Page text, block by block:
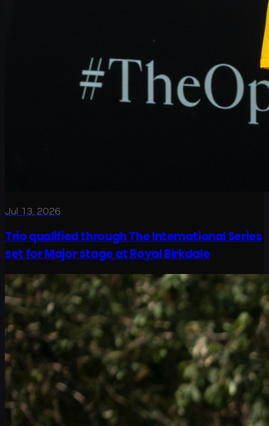
Jul 13, 2026
Trio qualified through The International Series
set for Major stage at Royal Birkdale